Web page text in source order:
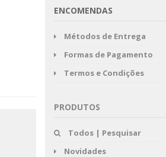
ENCOMENDAS
Métodos de Entrega
Formas de Pagamento
Termos e Condições
PRODUTOS
Todos | Pesquisar
Novidades